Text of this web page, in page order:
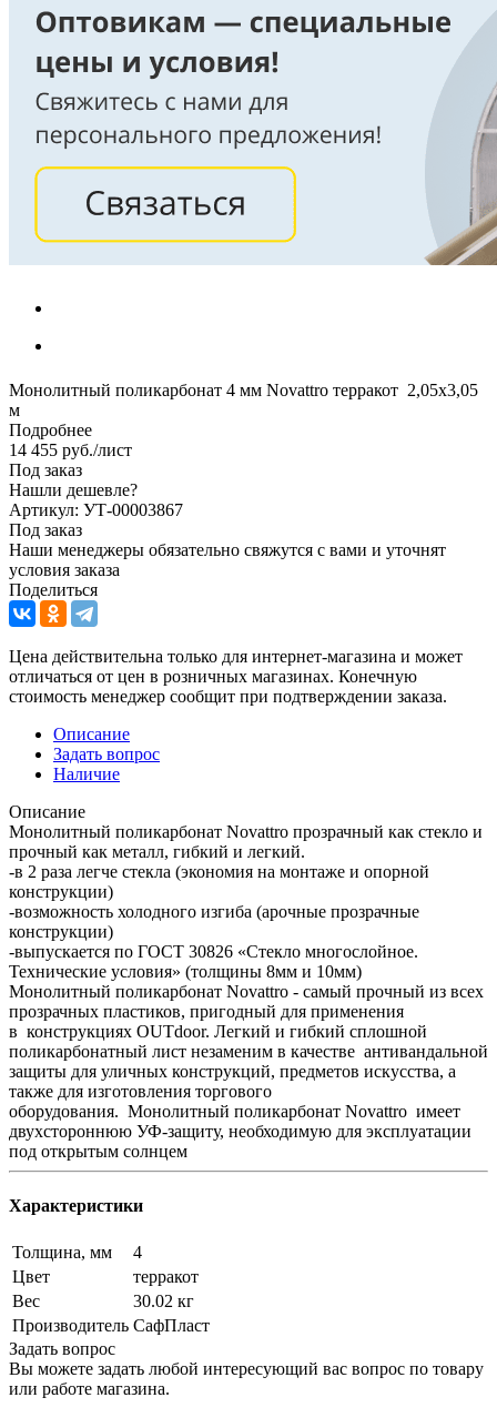
Монолитный поликарбонат 4 мм Novattro терракот 2,05х3,05
м
Подробнее
14 455 руб./лист
Под заказ
Нашли дешевле?
Артикул: УТ-00003867
Под заказ
Наши менеджеры обязательно свяжутся с вами и уточнят
условия заказа
Поделиться
Цена действительна только для интернет-магазина и может
отличаться от цен в розничных магазинах. Конечную
стоимость менеджер сообщит при подтверждении заказа.
Описание
Задать вопрос
Наличие
Описание
Монолитный поликарбонат Novattro прозрачный как стекло и
прочный как металл, гибкий и легкий.
-в 2 раза легче стекла (экономия на монтаже и опорной
конструкции)
-возможность холодного изгиба (арочные прозрачные
конструкции)
-выпускается по ГОСТ 30826 «Стекло многослойное.
Технические условия» (толщины 8мм и 10мм)
Монолитный поликарбонат Novattro - самый прочный из всех
прозрачных пластиков, пригодный для применения
в конструкциях OUTdoor. Легкий и гибкий сплошной
поликарбонатный лист незаменим в качестве антивандальной
защиты для уличных конструкций, предметов искусства, а
также для изготовления торгового
оборудования. Монолитный поликарбонат Novattro имеет
двухстороннюю УФ-защиту, необходимую для эксплуатации
под открытым солнцем
Характеристики
Толщина, мм
4
Цвет
терракот
Вес
30.02 кг
Производитель СафПласт
Задать вопрос
Вы можете задать любой интересующий вас вопрос по товару
или работе магазина.